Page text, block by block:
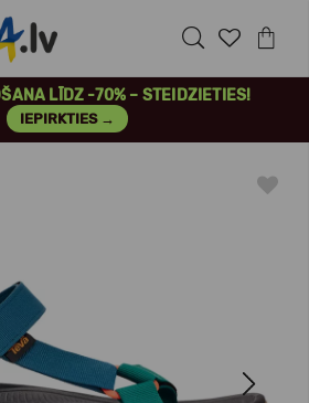
LĪDZ -70% – STEIDZIETIES!
IEPIRKTIES →
Next